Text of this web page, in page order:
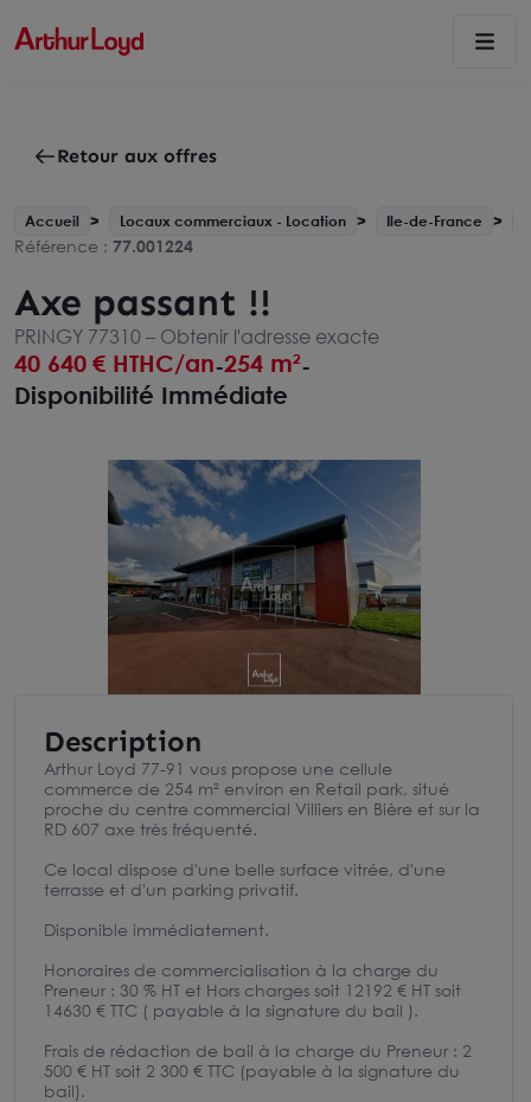
Retour aux offres
Accueil Locaux commerciaux - Location Ile-de-France
Référence : 77.001224
Axe passant !!
PRINGY 77310 – Obtenir l'adresse exacte
40 640 € HTHC/an-254 m²-
Disponibilité Immédiate
Description
Arthur Loyd 77-91 vous propose une cellule
commerce de 254 m² environ en Retail park, situé
proche du centre commercial Villiers en Bière et sur la
RD 607 axe très fréquenté.
Ce local dispose d'une belle surface vitrée, d'une
terrasse et d'un parking privatif.
Disponible immédiatement.
Honoraires de commercialisation à la charge du
Preneur : 30 % HT et Hors charges soit 12192 € HT soit
14630 € TTC ( payable à la signature du bail ).
Frais de rédaction de bail à la charge du Preneur : 2
500 € HT soit 2 300 € TTC (payable à la signature du
bail).